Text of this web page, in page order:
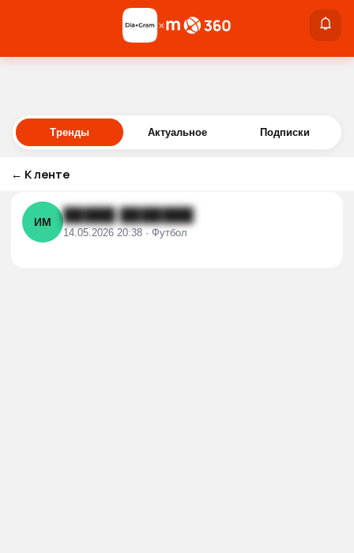
Войти
×
Тренды Актуальное Подписки
← К ленте
ИМ █████ ███████
14.05.2026 20:38 · Футбол